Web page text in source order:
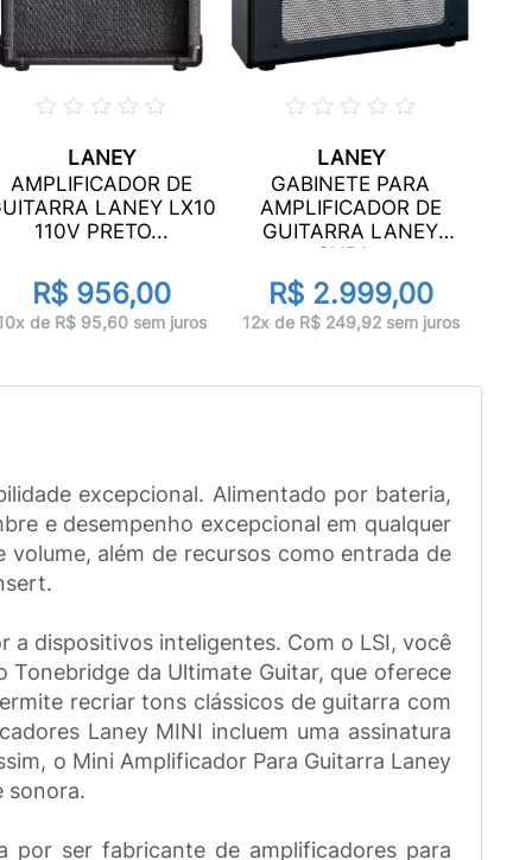
LANEY
AMPLIFICADOR DE
LANEY LX10
110V PRETO...
R$ 956,00
de R$ 95,60 sem juros
LANEY
GABINETE PARA
AMPLIFICADOR DE
GUITARRA LANEY
CUB1...
R$ 2.999,00
12x de R$ 249,92 sem juros
excepcional. Alimentado por bateria,
e desempenho excepcional em qualquer
além de recursos como entrada de
a dispositivos inteligentes. Com o LSI, você
da Ultimate Guitar, que oferece
recriar tons clássicos de guitarra com
Laney MINI incluem uma assinatura
o Mini Amplificador Para Guitarra Laney
sonora.
por ser fabricante de amplificadores para